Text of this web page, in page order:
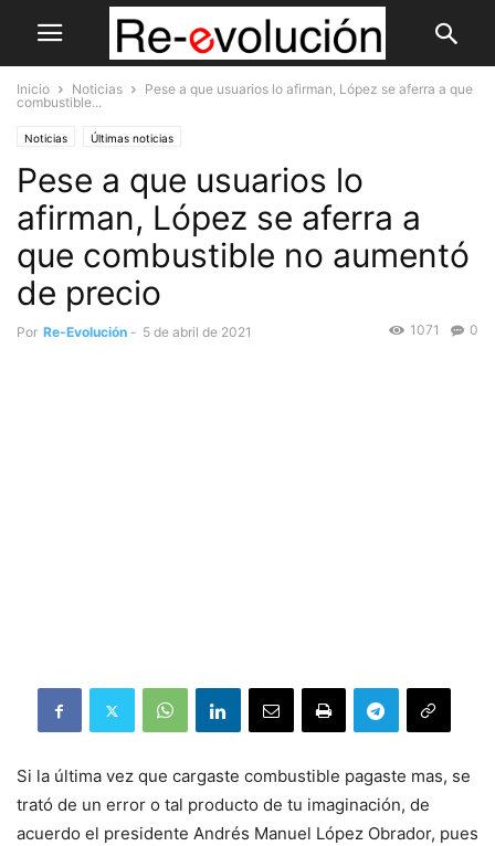
Inicio Noticias
Pese a que usuarios lo afirman, López se aferra a que
combustible...
Noticias Últimas noticias
Pese a que usuarios lo
afirman, López se aferra a
que combustible no aumentó
de precio
Por Re-Evolución - 5 de abril de 2021 0
1071
Si la última vez que cargaste combustible pagaste mas, se
trató de un error o tal producto de tu imaginación, de
acuerdo el presidente Andrés Manuel López Obrador, pues